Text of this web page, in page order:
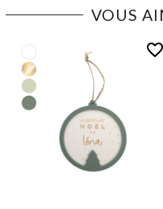
VOUS
favorite_border